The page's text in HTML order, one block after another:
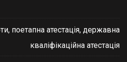
поетапна атестація, державна
кваліфікаційна атестація